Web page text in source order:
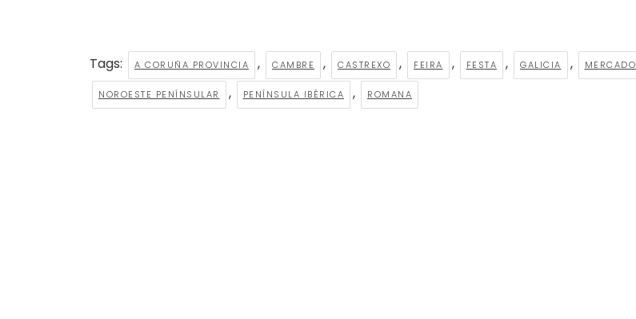
Tags: A CORUÑA PROVINCIA , CAMBRE , CASTREXO , FEIRA , FESTA , GALICIA , MERCADO
NOROESTE PENÍNSULAR , PENÍNSULA IBÉRICA , ROMANA